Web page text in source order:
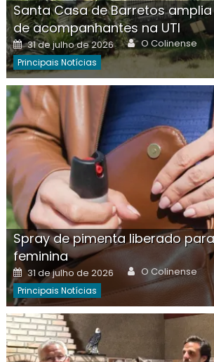
Santa Casa de Barretos
de acompanhantes na UTI
Posted
on
31 de julho de 2026 Author
O Colinense
Principais Notícias
Spray de pimenta liberado
feminina
Posted
on
31 de julho de 2026 Author
O Colinense
Principais Notícias